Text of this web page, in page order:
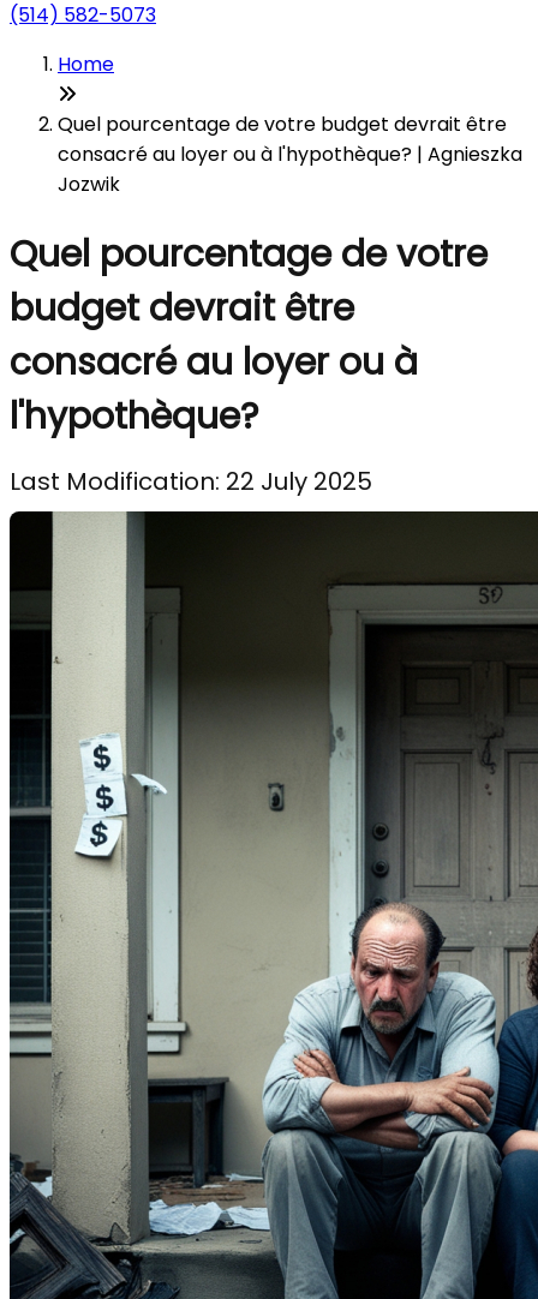
(514) 582-5073
Home
Quel pourcentage de votre budget devrait être
consacré au loyer ou à l'hypothèque? | Agnieszka
Jozwik
Quel pourcentage de votre
budget devrait être
consacré au loyer ou à
l'hypothèque?
Last Modification: 22 July 2025